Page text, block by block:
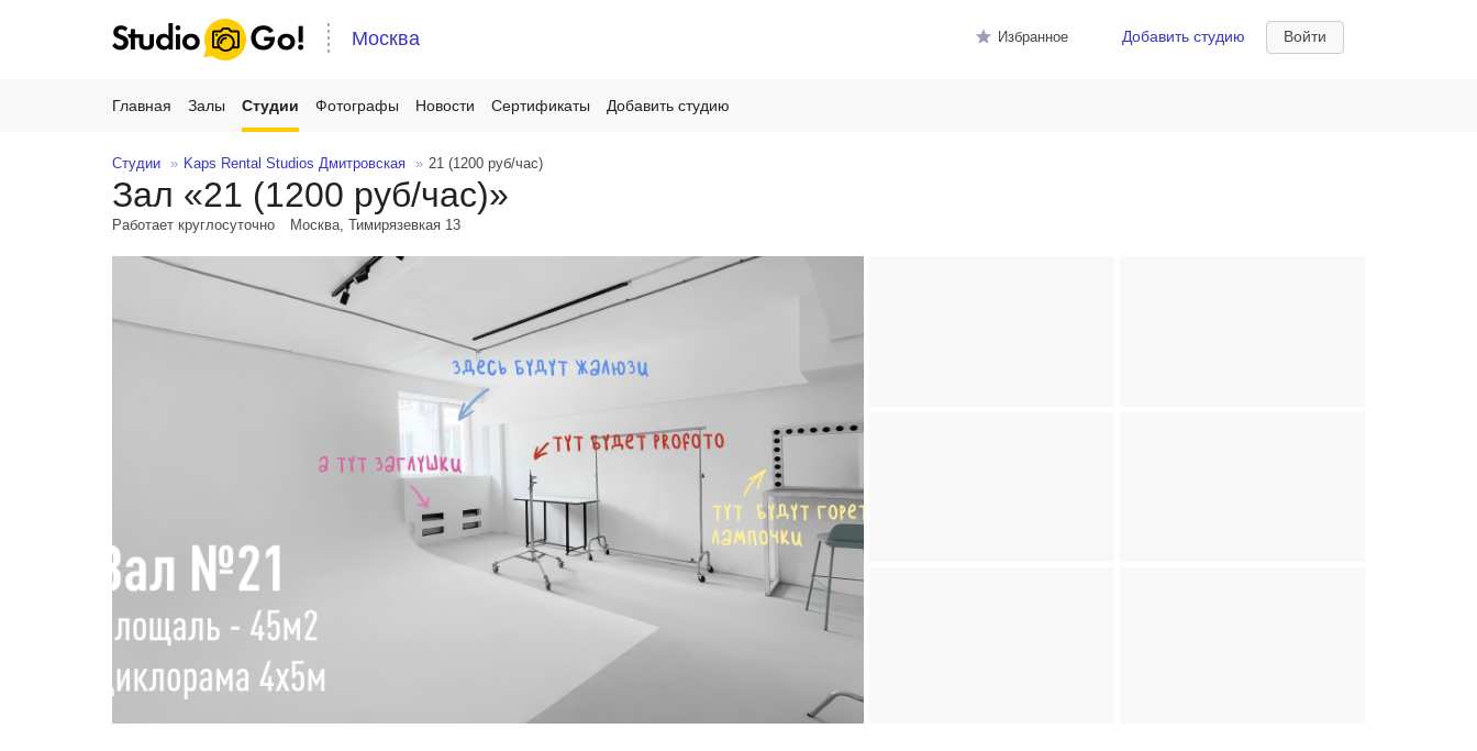
Войти
Добавить студию
Избранное
Москва
Главная Залы Студии Фотографы Новости Сертификаты Добавить студию
Студии Kaps Rental Studios Дмитровская 21 (1200 руб/час)
Зал «21 (1200 руб/час)»
Работает круглосуточно Москва, Тимирязевкая 13